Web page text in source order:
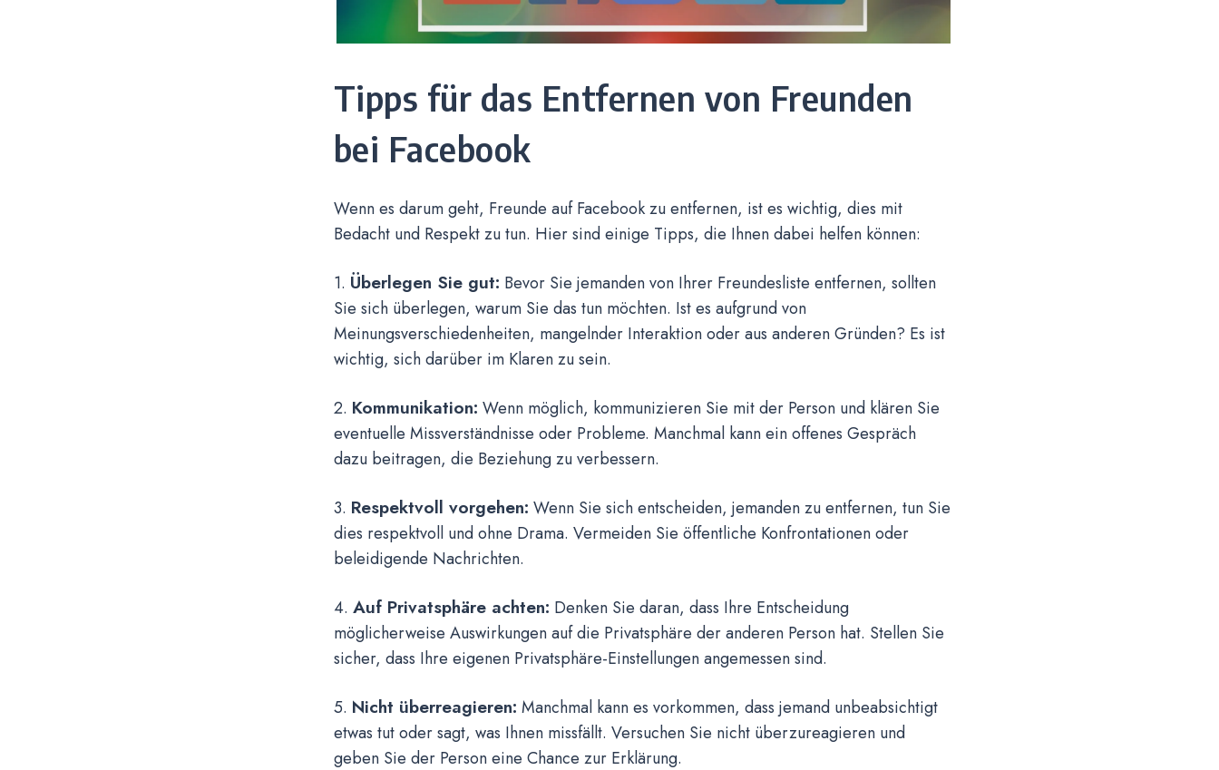
Tipps für das Entfernen von Freunden
bei Facebook
Wenn es darum geht, Freunde auf Facebook zu entfernen, ist es wichtig, dies mit
Bedacht und Respekt zu tun. Hier sind einige Tipps, die Ihnen dabei helfen können:
1. Überlegen Sie gut: Bevor Sie jemanden von Ihrer Freundesliste entfernen, sollten
Sie sich überlegen, warum Sie das tun möchten. Ist es aufgrund von
Meinungsverschiedenheiten, mangelnder Interaktion oder aus anderen Gründen? Es ist
wichtig, sich darüber im Klaren zu sein.
2. Kommunikation: Wenn möglich, kommunizieren Sie mit der Person und klären Sie
eventuelle Missverständnisse oder Probleme. Manchmal kann ein offenes Gespräch
dazu beitragen, die Beziehung zu verbessern.
3. Respektvoll vorgehen: Wenn Sie sich entscheiden, jemanden zu entfernen, tun Sie
dies respektvoll und ohne Drama. Vermeiden Sie öffentliche Konfrontationen oder
beleidigende Nachrichten.
4. Auf Privatsphäre achten: Denken Sie daran, dass Ihre Entscheidung
möglicherweise Auswirkungen auf die Privatsphäre der anderen Person hat. Stellen Sie
sicher, dass Ihre eigenen Privatsphäre-Einstellungen angemessen sind.
5. Nicht überreagieren: Manchmal kann es vorkommen, dass jemand unbeabsichtigt
etwas tut oder sagt, was Ihnen missfällt. Versuchen Sie nicht überzureagieren und
geben Sie der Person eine Chance zur Erklärung.